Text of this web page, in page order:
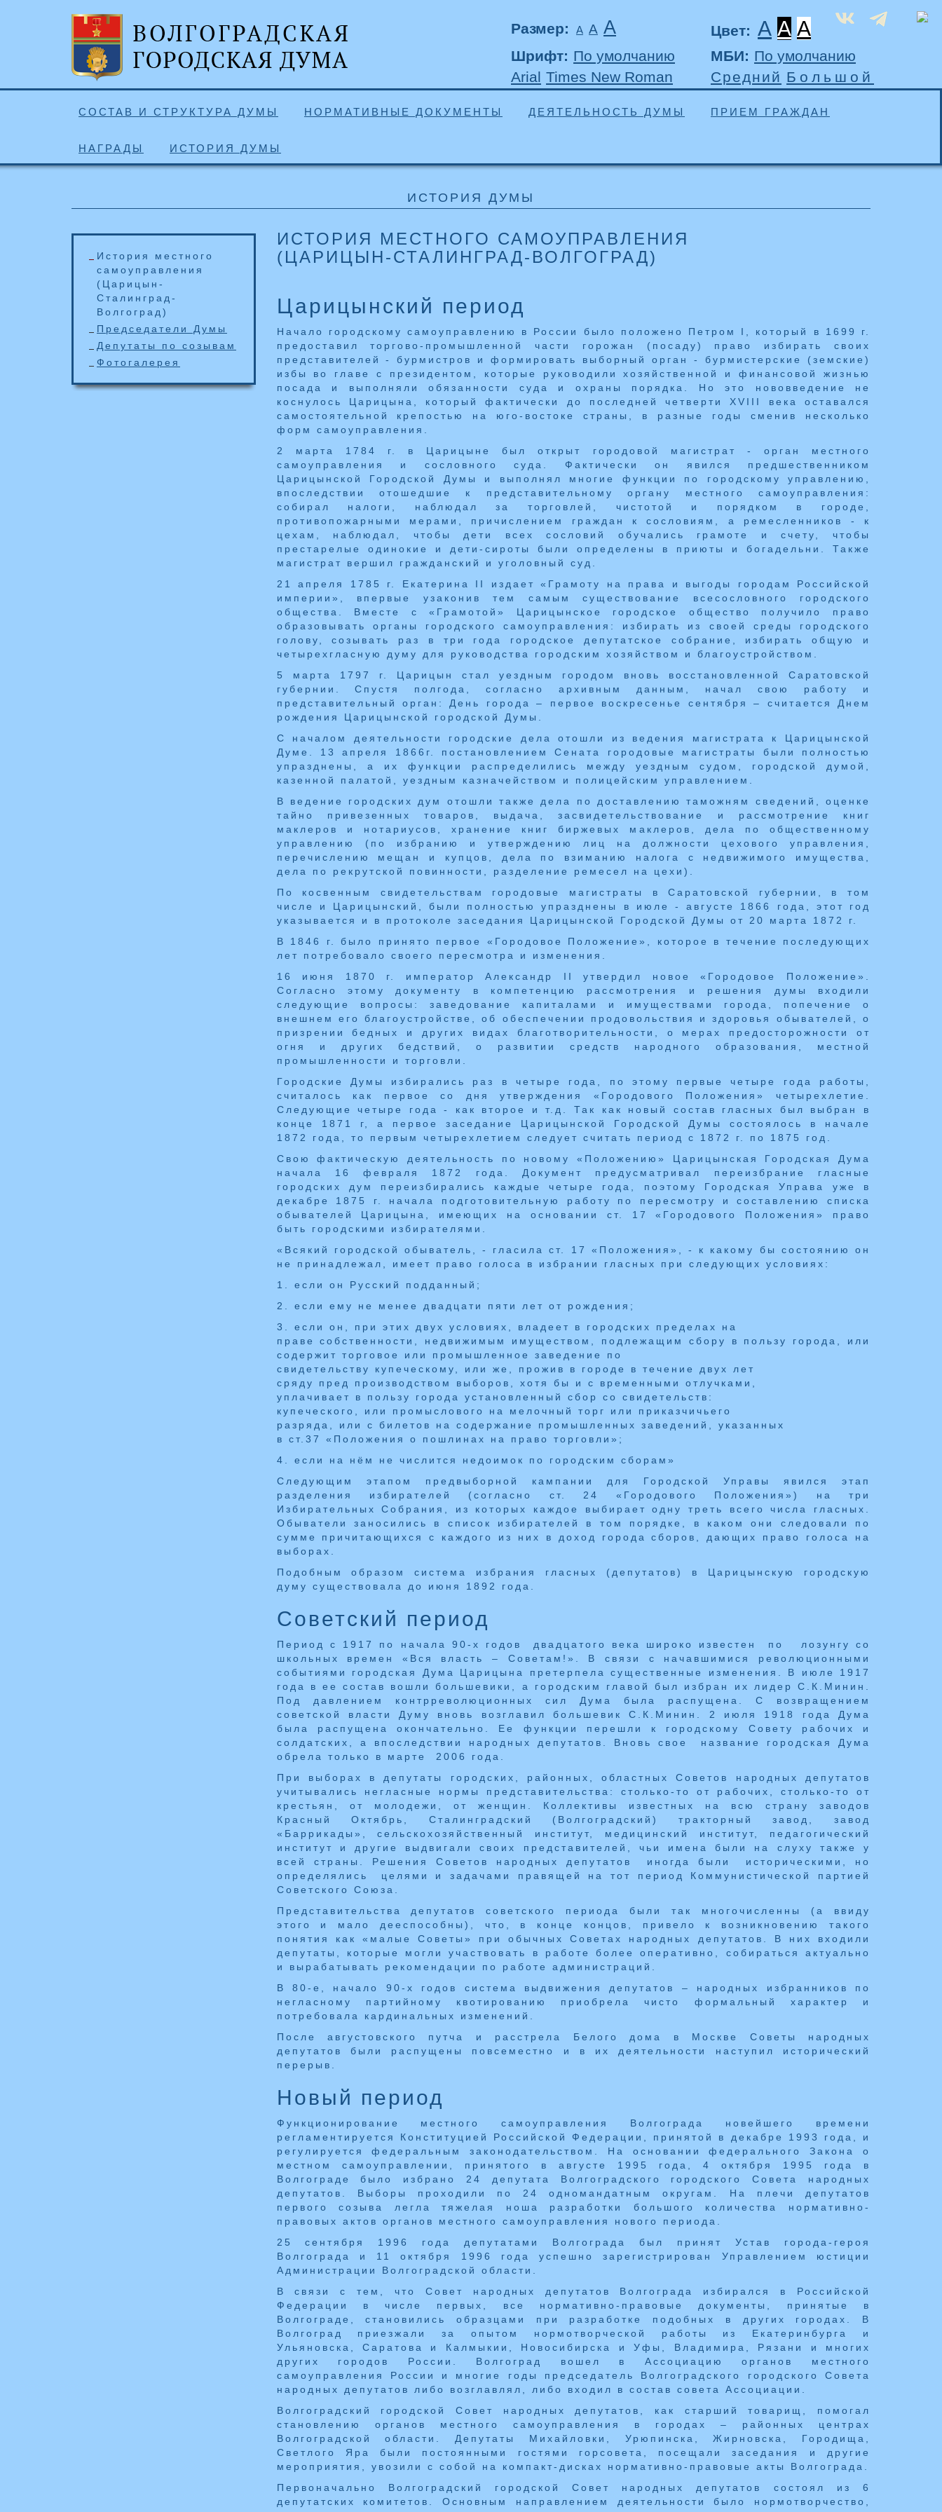
Размер: А А А Цвет: A A A
Шрифт: По умолчанию
Arial Times New Roman
МБИ: По умолчанию
Средний Большой
СОСТАВ И СТРУКТУРА ДУМЫ НОРМАТИВНЫЕ ДОКУМЕНТЫ ДЕЯТЕЛЬНОСТЬ ДУМЫ ПРИЕМ ГРАЖДАН
НАГРАДЫ ИСТОРИЯ ДУМЫ
ИСТОРИЯ ДУМЫ
История местного
самоуправления
(Царицын-
Сталинград-
Волгоград)
Председатели Думы
Депутаты по созывам
Фотогалерея
ИСТОРИЯ МЕСТНОГО САМОУПРАВЛЕНИЯ
(ЦАРИЦЫН-СТАЛИНГРАД-ВОЛГОГРАД)
Царицынский период
Начало городскому самоуправлению в России было положено Петром I, который в 1699 г.
предоставил торгово-промышленной части горожан (посаду) право избирать своих
представителей - бурмистров и формировать выборный орган - бурмистерские (земские)
избы во главе с президентом, которые руководили хозяйственной и финансовой жизнью
посада и выполняли обязанности суда и охраны порядка. Но это нововведение не
коснулось Царицына, который фактически до последней четверти XVIII века оставался
самостоятельной крепостью на юго-востоке страны, в разные годы сменив несколько
форм самоуправления.
2 марта 1784 г. в Царицыне был открыт городовой магистрат - орган местного
самоуправления и сословного суда. Фактически он явился предшественником
Царицынской Городской Думы и выполнял многие функции по городскому управлению,
впоследствии отошедшие к представительному органу местного самоуправления:
собирал налоги, наблюдал за торговлей, чистотой и порядком в городе,
противопожарными мерами, причислением граждан к сословиям, а ремесленников - к
цехам, наблюдал, чтобы дети всех сословий обучались грамоте и счету, чтобы
престарелые одинокие и дети-сироты были определены в приюты и богадельни. Также
магистрат вершил гражданский и уголовный суд.
21 апреля 1785 г. Екатерина II издает «Грамоту на права и выгоды городам Российской
империи», впервые узаконив тем самым существование всесословного городского
общества. Вместе с «Грамотой» Царицынское городское общество получило право
образовывать органы городского самоуправления: избирать из своей среды городского
голову, созывать раз в три года городское депутатское собрание, избирать общую и
четырехгласную думу для руководства городским хозяйством и благоустройством.
5 марта 1797 г. Царицын стал уездным городом вновь восстановленной Саратовской
губернии. Спустя полгода, согласно архивным данным, начал свою работу и
представительный орган: День города – первое воскресенье сентября – считается Днем
рождения Царицынской городской Думы.
С началом деятельности городские дела отошли из ведения магистрата к Царицынской
Думе. 13 апреля 1866г. постановлением Сената городовые магистраты были полностью
упразднены, а их функции распределились между уездным судом, городской думой,
казенной палатой, уездным казначейством и полицейским управлением.
В ведение городских дум отошли также дела по доставлению таможням сведений, оценке
тайно привезенных товаров, выдача, засвидетельствование и рассмотрение книг
маклеров и нотариусов, хранение книг биржевых маклеров, дела по общественному
управлению (по избранию и утверждению лиц на должности цехового управления,
перечислению мещан и купцов, дела по взиманию налога с недвижимого имущества,
дела по рекрутской повинности, разделение ремесел на цехи).
По косвенным свидетельствам городовые магистраты в Саратовской губернии, в том
числе и Царицынский, были полностью упразднены в июле - августе 1866 года, этот год
указывается и в протоколе заседания Царицынской Городской Думы от 20 марта 1872 г.
В 1846 г. было принято первое «Городовое Положение», которое в течение последующих
лет потребовало своего пересмотра и изменения.
16 июня 1870 г. император Александр II утвердил новое «Городовое Положение».
Согласно этому документу в компетенцию рассмотрения и решения думы входили
следующие вопросы: заведование капиталами и имуществами города, попечение о
внешнем его благоустройстве, об обеспечении продовольствия и здоровья обывателей, о
призрении бедных и других видах благотворительности, о мерах предосторожности от
огня и других бедствий, о развитии средств народного образования, местной
промышленности и торговли.
Городские Думы избирались раз в четыре года, по этому первые четыре года работы,
считалось как первое со дня утверждения «Городового Положения» четырехлетие.
Следующие четыре года - как второе и т.д. Так как новый состав гласных был выбран в
конце 1871 г, а первое заседание Царицынской Городской Думы состоялось в начале
1872 года, то первым четырехлетием следует считать период с 1872 г. по 1875 год.
Свою фактическую деятельность по новому «Положению» Царицынская Городская Дума
начала 16 февраля 1872 года. Документ предусматривал переизбрание гласные
городских дум переизбирались каждые четыре года, поэтому Городская Управа уже в
декабре 1875 г. начала подготовительную работу по пересмотру и составлению списка
обывателей Царицына, имеющих на основании ст. 17 «Городового Положения» право
быть городскими избирателями.
«Всякий городской обыватель, - гласила ст. 17 «Положения», - к какому бы состоянию он
не принадлежал, имеет право голоса в избрании гласных при следующих условиях:
1. если он Русский подданный;
2. если ему не менее двадцати пяти лет от рождения;
3. если он, при этих двух условиях, владеет в городских пределах на
праве собственности, недвижимым имуществом, подлежащим сбору в пользу города, или
содержит торговое или промышленное заведение по
свидетельству купеческому, или же, прожив в городе в течение двух лет
сряду пред производством выборов, хотя бы и с временными отлучками,
уплачивает в пользу города установленный сбор со свидетельств:
купеческого, или промыслового на мелочный торг или приказчичьего
разряда, или с билетов на содержание промышленных заведений, указанных
в ст.37 «Положения о пошлинах на право торговли»;
4. если на нём не числится недоимок по городским сборам»
Следующим этапом предвыборной кампании для Городской Управы явился этап
разделения избирателей (согласно ст. 24 «Городового Положения») на три
Избирательных Собрания, из которых каждое выбирает одну треть всего числа гласных.
Обыватели заносились в список избирателей в том порядке, в каком они следовали по
сумме причитающихся с каждого из них в доход города сборов, дающих право голоса на
выборах.
Подобным образом система избрания гласных (депутатов) в Царицынскую городскую
думу существовала до июня 1892 года.
Советский период
Период с 1917 по начала 90-х годов двадцатого века широко известен по лозунгу со
школьных времен «Вся власть – Советам!». В связи с начавшимися революционными
событиями городская Дума Царицына претерпела существенные изменения. В июле 1917
года в ее состав вошли большевики, а городским главой был избран их лидер С.К.Минин.
Под давлением контрреволюционных сил Дума была распущена. С возвращением
советской власти Думу вновь возглавил большевик С.К.Минин. 2 июля 1918 года Дума
была распущена окончательно. Ее функции перешли к городскому Совету рабочих и
солдатских, а впоследствии народных депутатов. Вновь свое название городская Дума
обрела только в марте 2006 года.
При выборах в депутаты городских, районных, областных Советов народных депутатов
учитывались негласные нормы представительства: столько-то от рабочих, столько-то от
крестьян, от молодежи, от женщин. Коллективы известных на всю страну заводов
Красный Октябрь, Сталинградский (Волгоградский) тракторный завод, завод
«Баррикады», сельскохозяйственный институт, медицинский институт, педагогический
институт и другие выдвигали своих представителей, чьи имена были на слуху также у
всей страны. Решения Советов народных депутатов иногда были историческими, но
определялись целями и задачами правящей на тот период Коммунистической партией
Советского Союза.
Представительства депутатов советского периода были так многочисленны (а ввиду
этого и мало дееспособны), что, в конце концов, привело к возникновению такого
понятия как «малые Советы» при обычных Советах народных депутатов. В них входили
депутаты, которые могли участвовать в работе более оперативно, собираться актуально
и вырабатывать рекомендации по работе администраций.
В 80-е, начало 90-х годов система выдвижения депутатов – народных избранников по
негласному партийному квотированию приобрела чисто формальный характер и
потребовала кардинальных изменений.
После августовского путча и расстрела Белого дома в Москве Советы народных
депутатов были распущены повсеместно и в их деятельности наступил исторический
перерыв.
Новый период
Функционирование местного самоуправления Волгограда новейшего времени
регламентируется Конституцией Российской Федерации, принятой в декабре 1993 года, и
регулируется федеральным законодательством. На основании федерального Закона о
местном самоуправлении, принятого в августе 1995 года, 4 октября 1995 года в
Волгограде было избрано 24 депутата Волгоградского городского Совета народных
депутатов. Выборы проходили по 24 одномандатным округам. На плечи депутатов
первого созыва легла тяжелая ноша разработки большого количества нормативно-
правовых актов органов местного самоуправления нового периода.
25 сентября 1996 года депутатами Волгограда был принят Устав города-героя
Волгограда и 11 октября 1996 года успешно зарегистрирован Управлением юстиции
Администрации Волгоградской области.
В связи с тем, что Совет народных депутатов Волгограда избирался в Российской
Федерации в числе первых, все нормативно-правовые документы, принятые в
Волгограде, становились образцами при разработке подобных в других городах. В
Волгоград приезжали за опытом нормотворческой работы из Екатеринбурга и
Ульяновска, Саратова и Калмыкии, Новосибирска и Уфы, Владимира, Рязани и многих
других городов России. Волгоград вошел в Ассоциацию органов местного
самоуправления России и многие годы председатель Волгоградского городского Совета
народных депутатов либо возглавлял, либо входил в состав совета Ассоциации.
Волгоградский городской Совет народных депутатов, как старший товарищ, помогал
становлению органов местного самоуправления в городах – районных центрах
Волгоградской области. Депутаты Михайловки, Урюпинска, Жирновска, Городища,
Светлого Яра были постоянными гостями горсовета, посещали заседания и другие
мероприятия, увозили с собой на компакт-дисках нормативно-правовые акты Волгограда.
Первоначально Волгоградский городской Совет народных депутатов состоял из 6
депутатских комитетов. Основным направлением деятельности было нормотворчество,